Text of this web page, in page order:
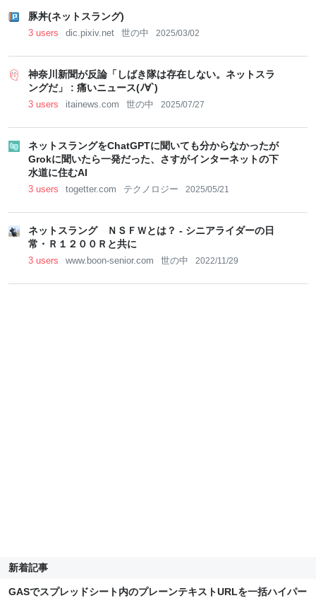
豚丼(ネットスラング)
3 users dic.pixiv.net 世の中 2025/03/02
神奈川新聞が反論「しばき隊は存在しない。ネットスラ
ングだ」 : 痛いニュース(ﾉ∀`)
3 users itainews.com 世の中 2025/07/27
ネットスラングをChatGPTに聞いても分からなかったが
Grokに聞いたら一発だった、さすがインターネットの下
水道に住むAI
3 users togetter.com テクノロジー 2025/05/21
ネットスラング ＮＳＦＷとは？ - シニアライダーの日
常・Ｒ１２００Ｒと共に
3 users www.boon-senior.com 世の中 2022/11/29
新着記事
GASでスプレッドシート内のプレーンテキストURLを一括ハイパー